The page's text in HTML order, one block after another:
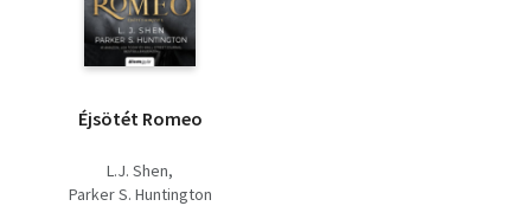
Éjsötét Romeo
L.J. Shen
Parker S. Huntington